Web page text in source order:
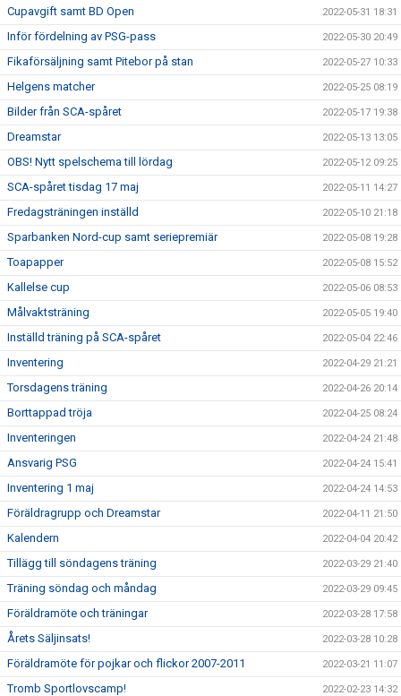
Cupavgift samt BD Open 2022-05-31 18:31
Inför fördelning av PSG-pass 2022-05-30 20:49
Fikaförsäljning samt Pitebor på stan 2022-05-27 10:33
Helgens matcher 2022-05-25 08:19
Bilder från SCA-spåret 2022-05-17 19:38
Dreamstar 2022-05-13 13:05
OBS! Nytt spelschema till lördag 2022-05-12 09:25
SCA-spåret tisdag 17 maj 2022-05-11 14:27
Fredagsträningen inställd 2022-05-10 21:18
Sparbanken Nord-cup samt seriepremiär 2022-05-08 19:28
Toapapper 2022-05-08 15:52
Kallelse cup 2022-05-06 08:53
Målvaktsträning 2022-05-05 19:40
Inställd träning på SCA-spåret 2022-05-04 22:46
Inventering 2022-04-29 21:21
Torsdagens träning 2022-04-26 20:14
Borttappad tröja 2022-04-25 08:24
Inventeringen 2022-04-24 21:48
Ansvarig PSG 2022-04-24 15:41
Inventering 1 maj 2022-04-24 14:53
Föräldragrupp och Dreamstar 2022-04-11 21:50
Kalendern 2022-04-04 20:42
Tillägg till söndagens träning 2022-03-29 21:40
Träning söndag och måndag 2022-03-29 09:45
Föräldramöte och träningar 2022-03-28 17:58
Årets Säljinsats! 2022-03-28 10:28
Föräldramöte för pojkar och flickor 2007-2011 2022-03-21 11:07
Tromb Sportlovscamp! 2022-02-23 14:32